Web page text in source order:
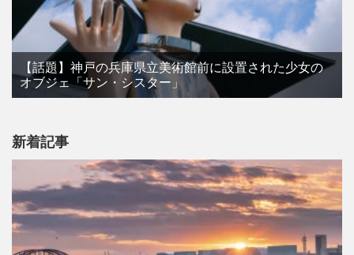
【話題】神戸の兵庫県立美術館前に設置された少女の
オブジェ「サン・シスター」
新着記事